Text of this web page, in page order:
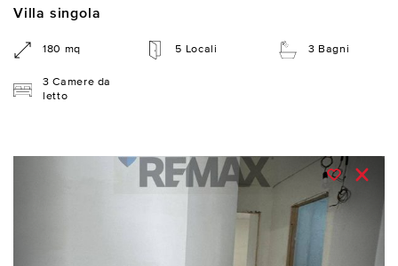
Villa singola
180 mq 5 Locali 3 Bagni
3 Camere da
letto